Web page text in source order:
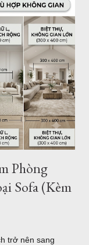
cao cấp đến từ
từ hiện đại đến cổ
sự lựa chọn tốt
tại Quận 7
thảm hiện đại
I0003 Thảm trải
7 I0016 5 mẫu
Phòng
Sofa (Kèm
trở nên sang